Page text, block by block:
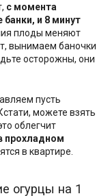
с момента
и 8 минут
плоды меняют
вынимаем баночки
осторожны, они
пусть
можете взять
облегчит
прохладном
в квартире.
огурцы на 1